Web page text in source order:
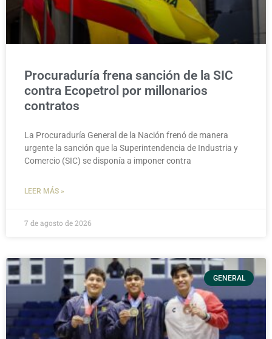
Procuraduría frena sanción de la SIC
contra Ecopetrol por millonarios
contratos
La Procuraduría General de la Nación frenó de manera
urgente la sanción que la Superintendencia de Industria y
Comercio (SIC) se disponía a imponer contra
LEER MÁS »
7 de agosto de 2026
GENERAL